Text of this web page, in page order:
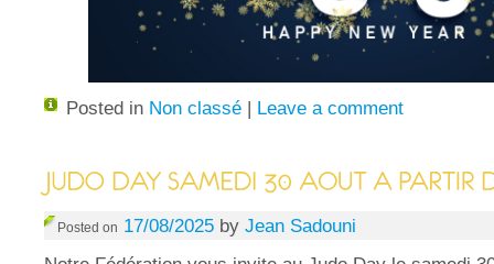
Posted in Non classé | Leave a comment
Posted on 17/08/2025 by Jean Sadouni